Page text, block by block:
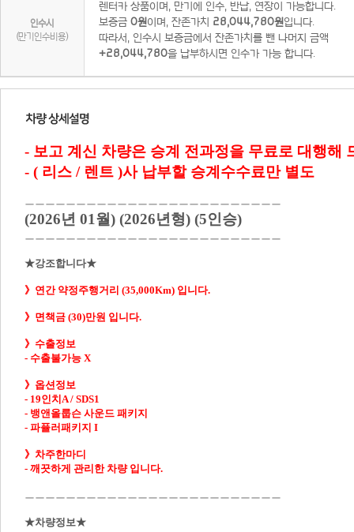
인수시
(만기인수비용)
렌터카 상품이며, 만기에 인수, 반납, 연장이 가능합니다.
보증금 0원이며, 잔존가치 28,044,780원입니다.
따라서, 인수시 보증금에서 잔존가치를 뺀 나머지 금액
+28,044,780을 납부하시면 인수가 가능 합니다.
- 보고 계신 차량은 승계 전과정을 무료로 대행해
- ( 리스 / 렌트 )사 납부할 승계수수료만 별도
ㅡㅡㅡㅡㅡㅡㅡㅡㅡㅡㅡㅡㅡㅡㅡㅡㅡㅡㅡㅡㅡㅡㅡㅡㅡ
(2026년 01월) (2026년형) (5인승)
ㅡㅡㅡㅡㅡㅡㅡㅡㅡㅡㅡㅡㅡㅡㅡㅡㅡㅡㅡㅡㅡㅡㅡㅡㅡ
★강조합니다★
》면책금 (30)만원 입니다.
- 수출불가능 X
》옵션정보
- 19인치A / SDS1
- 뱅앤올룹슨 사운드 패키지
- 파퓰러패키지 I
》차주한마디
- 깨끗하게 관리한 차량 입니다.
ㅡㅡㅡㅡㅡㅡㅡㅡㅡㅡㅡㅡㅡㅡㅡㅡㅡㅡㅡㅡㅡㅡㅡㅡㅡ
★차량정보★